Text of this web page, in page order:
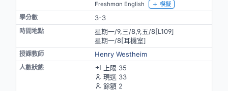
Freshman English 模擬
3-3
星期一/9,三/8,9,五/8[L109]
星期一/8[耳機室]
Henry Westheim
上限 35
現選 33
餘額 2